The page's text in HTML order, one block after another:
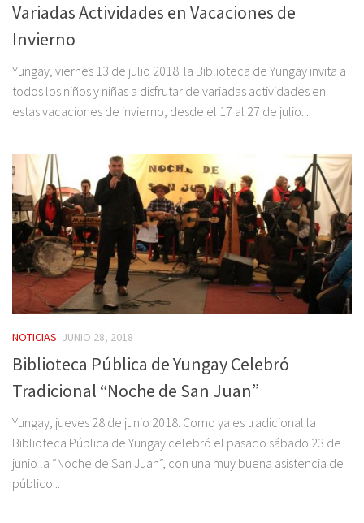
Variadas Actividades en Vacaciones de
Invierno
Yungay, viernes 13 de julio 2018: la Biblioteca de Yungay invita a
todos los niños y niñas a disfrutar de variadas actividades en
estas vacaciones de invierno, desde el 17 al 27 de julio...
NOTICIAS JUNIO 28, 2018
Biblioteca Pública de Yungay Celebró
Tradicional “Noche de San Juan”
Yungay, jueves 28 de junio 2018: Como ya es tradicional la
Biblioteca Pública de Yungay celebró el pasado sábado 23 de
junio la “Noche de San Juan”, con una muy buena asistencia de
público...